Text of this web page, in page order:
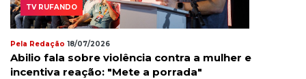
TV RUFANDO
Pela Redação 18/07/2026
Abilio fala sobre violência contra a mulher e
incentiva reação: "Mete a porrada"